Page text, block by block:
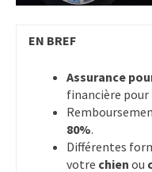
EN BREF
Assurance
financière pour
80%.
Différentes
votre chien ou